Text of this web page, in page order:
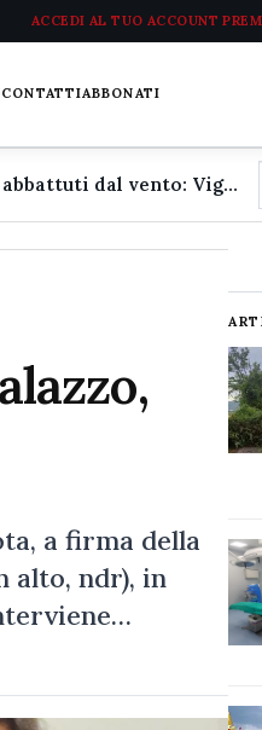
ACCEDI AL TUO ACCOUNT
CONTATTIABBONATI
Tromba d'aria nella valle del Volturno, decine di alberi abbattuti dal vento: Vigili del fuoco ripristinano lo stato dei luoghi
a firma della
alto, ndr), in